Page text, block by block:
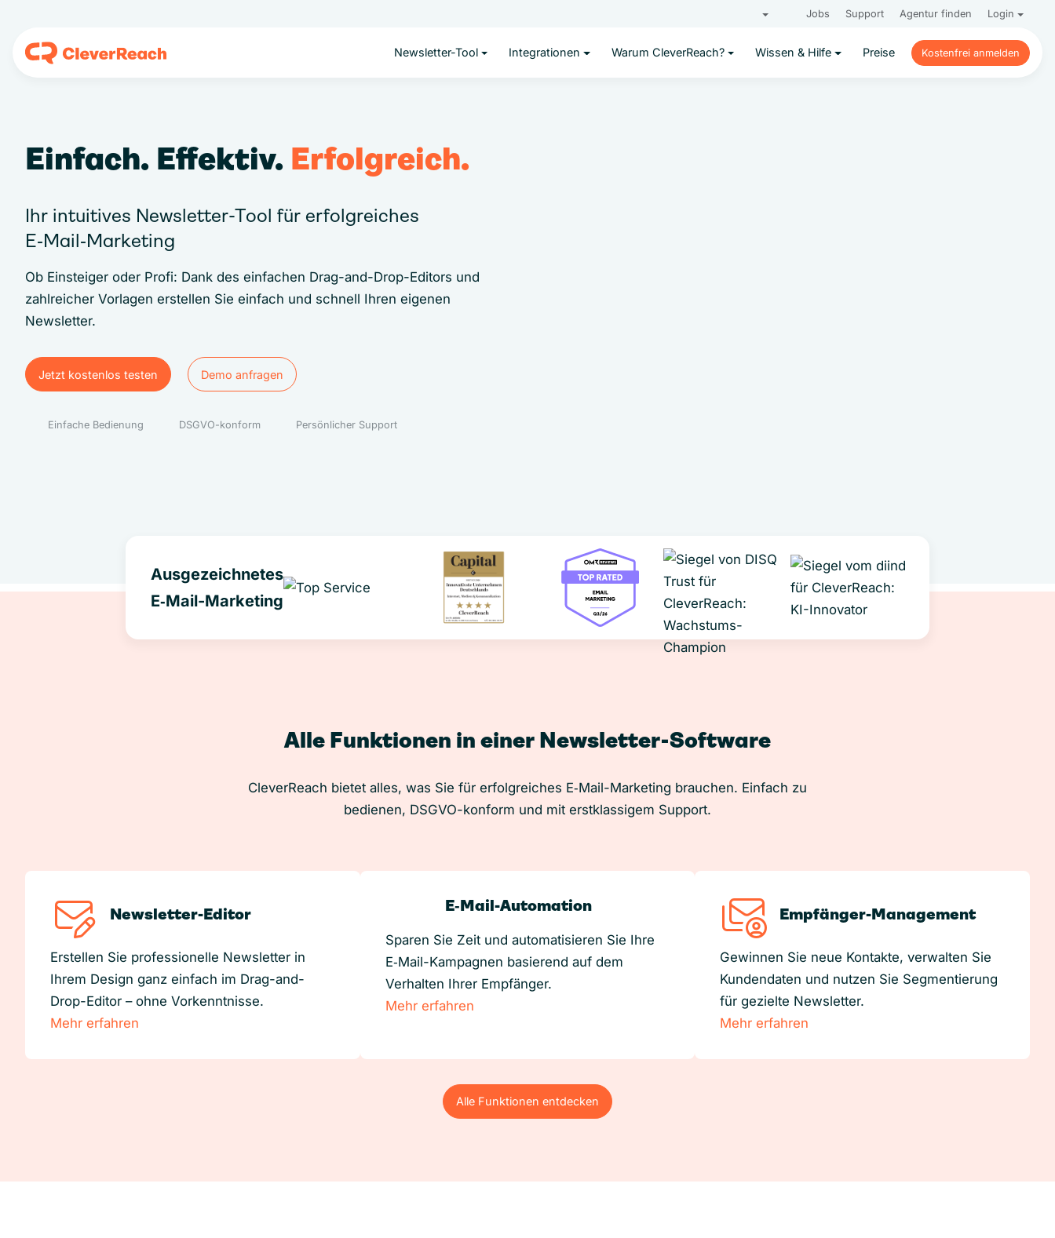
Jobs Support Agentur finden Login
Newsletter-Tool Integrationen Warum CleverReach? Wissen & Hilfe Preise
Kostenfrei anmelden
Kostenfrei anmelden
Einfach. Effektiv. Erfolgreich.
Ihr intuitives Newsletter-Tool für erfolgreiches
E‑Mail‑Marketing
Ob Einsteiger oder Profi: Dank des einfachen Drag-and-Drop-Editors und
zahlreicher Vorlagen erstellen Sie einfach und schnell Ihren eigenen
Newsletter.
Jetzt kostenlos testen
Jetzt kostenlos testen
Demo anfragen
Demo anfragen
Einfache Bedienung DSGVO-konform Persönlicher Support
Ausgezeichnetes
E‑Mail-Marketing
Alle Funktionen in einer Newsletter-Software
CleverReach bietet alles, was Sie für erfolgreiches E‑Mail-Marketing brauchen. Einfach zu
bedienen, DSGVO-konform und mit erstklassigem Support.
Newsletter-Editor
Erstellen Sie professionelle Newsletter in
Ihrem Design ganz einfach im Drag-and-
Drop-Editor – ohne Vorkenntnisse.
Mehr erfahren
E‑Mail-Automation
Sparen Sie Zeit und automatisieren Sie Ihre
E‑Mail-Kampagnen basierend auf dem
Verhalten Ihrer Empfänger.
Mehr erfahren
Empfänger-Management
Gewinnen Sie neue Kontakte, verwalten Sie
Kundendaten und nutzen Sie Segmentierung
für gezielte Newsletter.
Mehr erfahren
Alle Funktionen entdecken
Alle Funktionen entdecken